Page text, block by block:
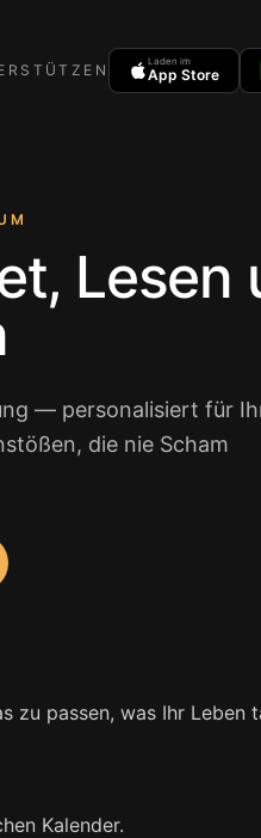
Laden im
App Store
Lesen
— personalisiert für
die nie Scham
zu passen, was Ihr Leben
Kalender.